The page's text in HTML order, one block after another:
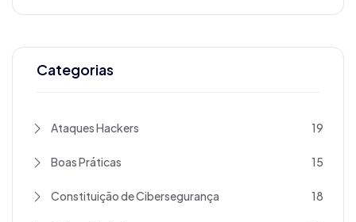
Categorias
Ataques Hackers 19
Boas Práticas 15
Constituição de Cibersegurança 18